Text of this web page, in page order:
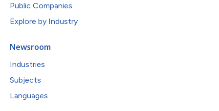
Public Companies
Explore by Industry
Newsroom
Industries
Subjects
Languages